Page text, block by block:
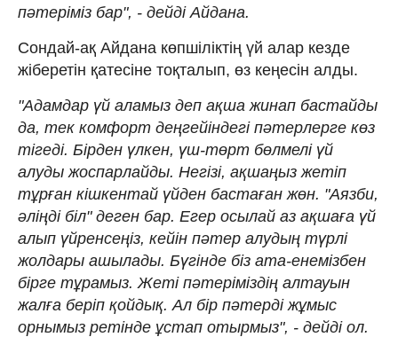
пәтеріміз бар", - дейді Айдана.
Сондай-ақ Айдана көпшіліктің үй алар кезде
жіберетін қатесіне тоқталып, өз кеңесін алды.
"Адамдар үй аламыз деп ақша жинап бастайды
да, тек комфорт деңгейіндегі пәтерлерге көз
тігеді. Бірден үлкен, үш-төрт бөлмелі үй
алуды жоспарлайды. Негізі, ақшаңыз жетіп
тұрған кішкентай үйден бастаған жөн. "Аязби,
әліңді біл" деген бар. Егер осылай аз ақшаға үй
алып үйренсеңіз, кейін пәтер алудың түрлі
жолдары ашылады. Бүгінде біз ата-енемізбен
бірге тұрамыз. Жеті пәтеріміздің алтауын
жалға беріп қойдық. Ал бір пәтерді жұмыс
орнымыз ретінде ұстап отырмыз", - дейді ол.